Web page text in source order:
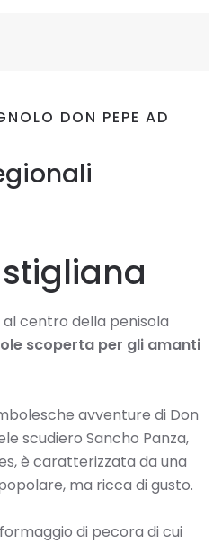
DON PEPE AD
al centro della penisola
scoperta per gli amanti
avventure di Don
scudiero Sancho Panza,
è caratterizzata da una
ma ricca di gusto.
di pecora di cui